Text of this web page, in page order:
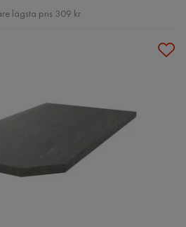
Pris
lägsta pris 309 kr